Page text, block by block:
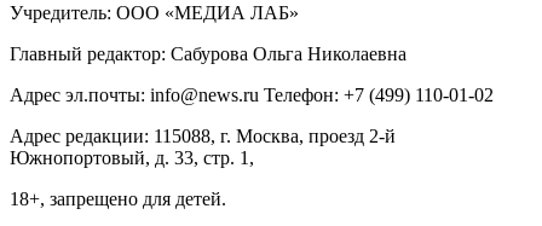
Учредитель: ООО «МЕДИА ЛАБ»
Главный редактор: Сабурова Ольга Николаевна
Адрес эл.почты: info@news.ru Телефон: +7 (499) 110-01-02
Адрес редакции: 115088, г. Москва, проезд 2-й
Южнопортовый, д. 33, стр. 1,
18+, запрещено для детей.